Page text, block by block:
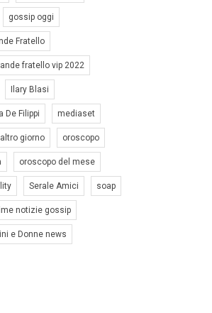
gossip oggi
Fratello
fratello vip 2022
Ilary Blasi
De Filippi mediaset
giorno oroscopo
oroscopo del mese
Serale Amici soap
notizie gossip
e Donne news